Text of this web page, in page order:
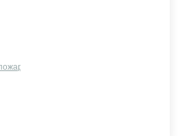
подразделения